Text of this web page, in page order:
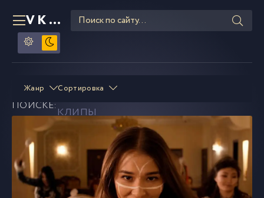
VKLIPE RU
ПОИСКЕ:
OTYKEN
клипы
Жанр Сортировка